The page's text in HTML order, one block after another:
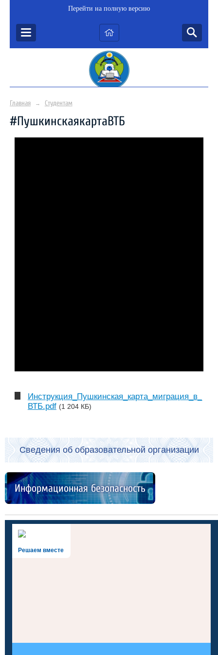
Перейти на полную версию
Главная → Студентам
#ПушкинскаякартаВТБ
Инструкция_Пушкинская_карта_миграция_в_
ВТБ.pdf (1 204 КБ)
Сведения об образовательной организации
Информационная безопасность
Решаем вместе